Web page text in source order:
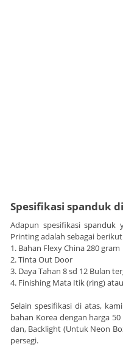
Spesifikasi spanduk
Adapun spesifikasi spanduk
Printing adalah sebagai
1. Bahan Flexy China 280 gram
2. Tinta Out Door
3. Daya Tahan 8 sd 12 Bulan
4. Finishing Mata Itik (ring)
Selain spesifikasi di atas,
bahan Korea dengan harga
dan, Backlight (Untuk Neon
persegi.